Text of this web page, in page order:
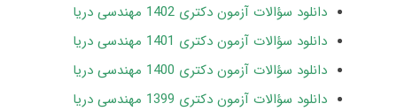
دانلود سؤالات آزمون دکتری 1402 مهندسی دریا
دانلود سؤالات آزمون دکتری 1401 مهندسی دریا
دانلود سؤالات آزمون دکتری 1400 مهندسی دریا
دانلود سؤالات آزمون دکتری 1399 مهندسی دریا